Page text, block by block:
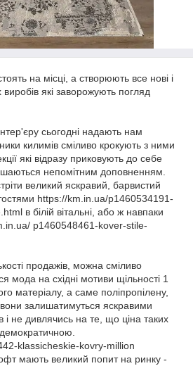
на місці, а створюють все нові і
виробів які заворожують погляд
інтер'єру сьогодні надають нам
килимів сміливо крокують з ними
які відразу приковують до себе
непомітним доповненням.
великий яскравий, барвистий
https://km.in.ua/p1460534191-
в білій вітальні, або ж навпаки
p1460548461-kover-stile-
продажів, можна сміливо
мода на східні мотиви щільності 1
матеріалу, а саме поліпропілену,
залишатимуться яскравими
і не дивлячись на те, що ціна таких
klassicheskie-kovry-million
мають великий попит на ринку -